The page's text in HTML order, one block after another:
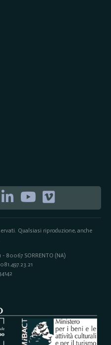
Qualsiasi riproduzione, anche
- 80067 SORRENTO (NA)